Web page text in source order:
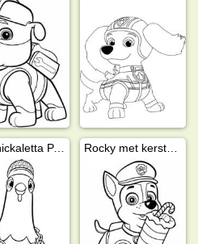
Kip Chickaletta PAW Patrol